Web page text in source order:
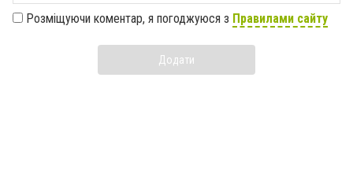
Розміщуючи коментар, я погоджуюся з Правилами сайту
Додати